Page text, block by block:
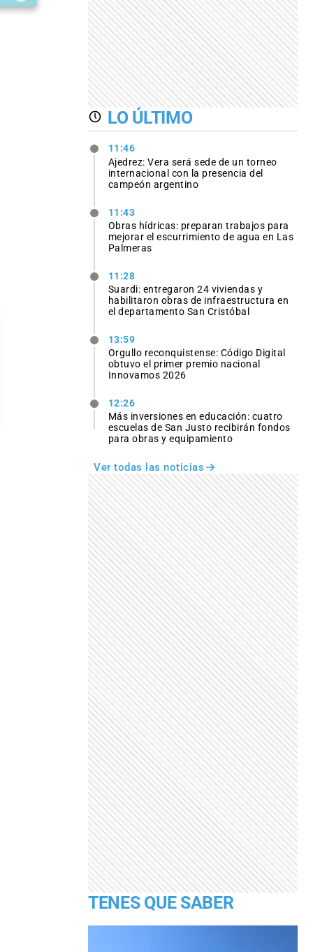
LO ÚLTIMO
11:46
Ajedrez: Vera será sede de un torneo
internacional con la presencia del
campeón argentino
11:43
Obras hídricas: preparan trabajos para
mejorar el escurrimiento de agua en Las
Palmeras
11:28
Suardi: entregaron 24 viviendas y
habilitaron obras de infraestructura en
el departamento San Cristóbal
13:59
Orgullo reconquistense: Código Digital
obtuvo el primer premio nacional
Innovamos 2026
12:26
Más inversiones en educación: cuatro
escuelas de San Justo recibirán fondos
para obras y equipamiento
Ver todas las noticias
TENES QUE SABER